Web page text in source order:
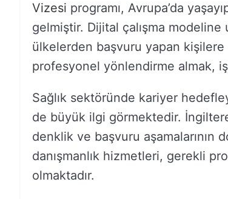
Vizesi programı, Avrupa’da
gelmiştir. Dijital çalışma
ülkelerden başvuru yapan kişilere
profesyonel yönlendirme almak,
Sağlık sektöründe kariyer
de büyük ilgi görmektedir.
denklik ve başvuru aşamalarının
danışmanlık hizmetleri, gerekli
olmaktadır.